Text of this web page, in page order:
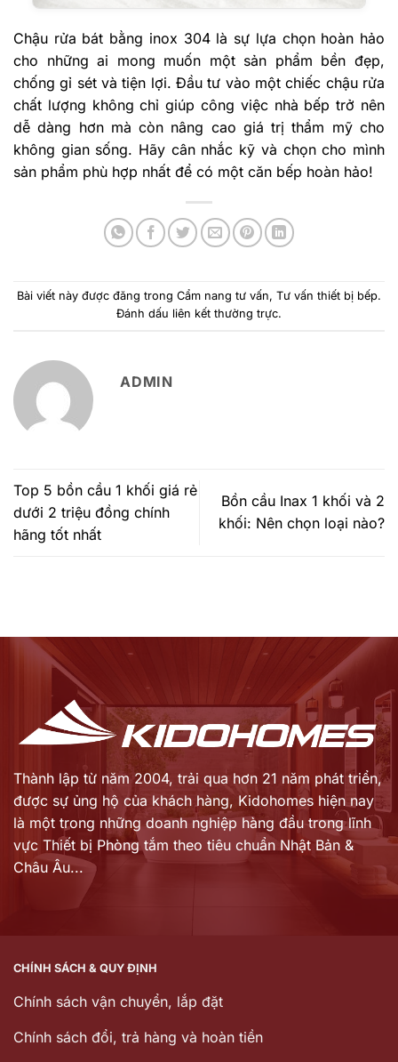
Chậu rửa bát bằng inox 304 là sự lựa chọn hoàn hảo
cho những ai mong muốn một sản phẩm bền đẹp,
chống gỉ sét và tiện lợi. Đầu tư vào một chiếc chậu rửa
chất lượng không chỉ giúp công việc nhà bếp trở nên
dễ dàng hơn mà còn nâng cao giá trị thẩm mỹ cho
không gian sống. Hãy cân nhắc kỹ và chọn cho mình
sản phẩm phù hợp nhất để có một căn bếp hoàn hảo!
Bài viết này được đăng trong Cẩm nang tư vấn, Tư vấn thiết bị bếp.
Đánh dấu liên kết thường trực.
ADMIN
Top 5 bồn cầu 1 khối giá rẻ
dưới 2 triệu đồng chính
hãng tốt nhất
Bồn cầu Inax 1 khối và 2
khối: Nên chọn loại nào?
Thành lập từ năm 2004, trải qua hơn 21 năm phát triển,
được sự ủng hộ của khách hàng, Kidohomes hiện nay
là một trong những doanh nghiệp hàng đầu trong lĩnh
vực Thiết bị Phòng tắm theo tiêu chuẩn Nhật Bản &
Châu Âu...
CHÍNH SÁCH & QUY ĐỊNH
Chính sách vận chuyển, lắp đặt
Chính sách đổi, trả hàng và hoàn tiền